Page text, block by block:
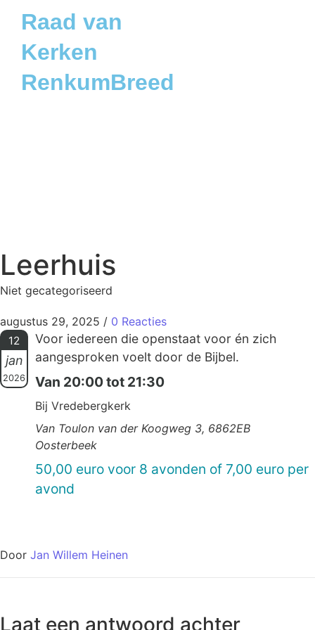
Raad van
Kerken
RenkumBreed
Leerhuis
Niet gecategoriseerd
augustus 29, 2025 / 0 Reacties
12
jan
2026
Voor iedereen die openstaat voor én zich
aangesproken voelt door de Bijbel.
Van 20:00 tot 21:30
Bij Vredebergkerk
Van Toulon van der Koogweg 3, 6862EB
Oosterbeek
50,00 euro voor 8 avonden of 7,00 euro per
avond
Door Jan Willem Heinen
Laat een antwoord achter